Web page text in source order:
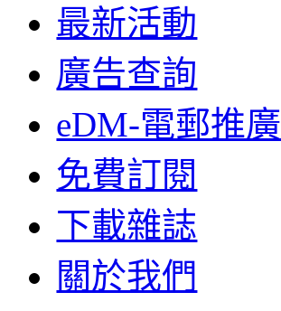
最新活動
廣告查詢
eDM-電郵推廣
免費訂閱
下載雜誌
關於我們